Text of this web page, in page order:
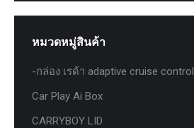
หมวดหมู่สินค้า
-กล่อง เรด้า adaptive cruise control
Car Play Ai Box
CARRYBOY LID